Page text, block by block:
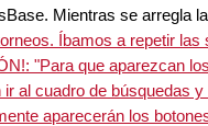
Mientras se arregla
Íbamos a repetir las
"Para que aparezcan
al cuadro de búsquedas
aparecerán los